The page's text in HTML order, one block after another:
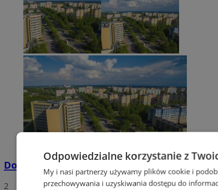
Dowody osobiste z odciskami palców
2
Odpowiedzialne korzystanie z
My i nasi partnerzy używamy plików cookie i
przechowywania i uzyskiwania dostępu do